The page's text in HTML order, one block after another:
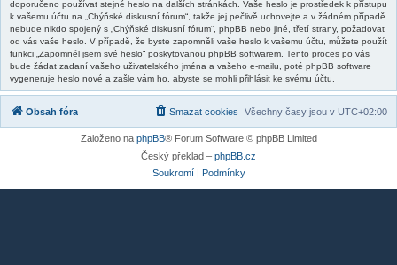
doporučeno používat stejné heslo na dalších stránkách. Vaše heslo je prostředek k přístupu
k vašemu účtu na „Chýňské diskusní fórum“, takže jej pečlivě uchovejte a v žádném případě
nebude nikdo spojený s „Chýňské diskusní fórum“, phpBB nebo jiné, třetí strany, požadovat
od vás vaše heslo. V případě, že byste zapomněli vaše heslo k vašemu účtu, můžete použít
funkci „Zapomněl jsem své heslo“ poskytovanou phpBB softwarem. Tento proces po vás
bude žádat zadaní vašeho uživatelského jména a vašeho e-mailu, poté phpBB software
vygeneruje heslo nové a zašle vám ho, abyste se mohli přihlásit ke svému účtu.
Obsah fóra Všechny časy jsou v UTC+02:00
Smazat cookies
Založeno na phpBB® Forum Software © phpBB Limited
Český překlad – phpBB.cz
Soukromí| Podmínky